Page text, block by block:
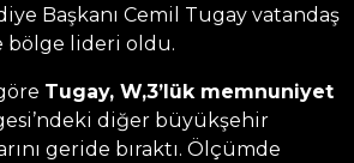
Başkanı Cemil Tugay vatandaş
lideri oldu.
Tugay, W,3’lük memnuniyet
diğer büyükşehir
geride bıraktı. Ölçümde